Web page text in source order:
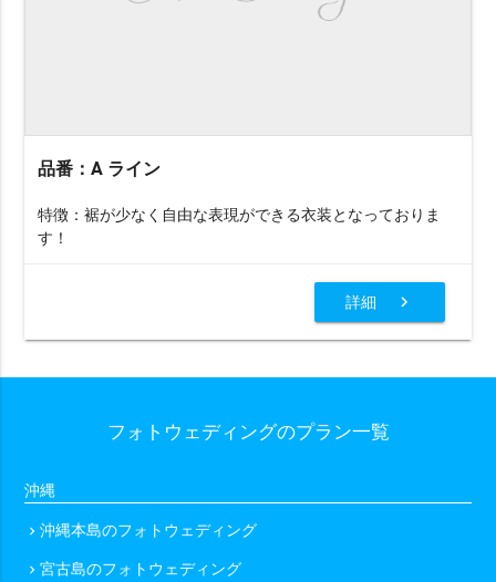
品番：A ライン
特徴：裾が少なく自由な表現ができる衣装となっておりま
す！
詳細 chevron_right
フォトウェディングのプラン一覧
沖縄
chevron_right沖縄本島のフォトウェディング
chevron_right宮古島のフォトウェディング